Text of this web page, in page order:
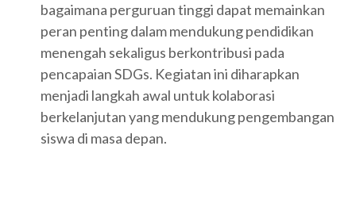
bagaimana perguruan tinggi dapat memainkan
peran penting dalam mendukung pendidikan
menengah sekaligus berkontribusi pada
pencapaian SDGs. Kegiatan ini diharapkan
menjadi langkah awal untuk kolaborasi
berkelanjutan yang mendukung pengembangan
siswa di masa depan.